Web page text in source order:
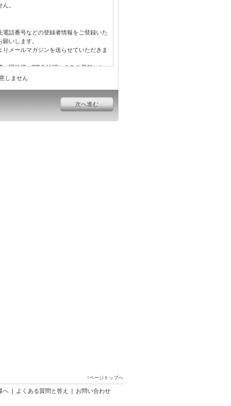
しません
次へ進む
↑ページトップへ
へ よくある質問と答え お問い合わせ